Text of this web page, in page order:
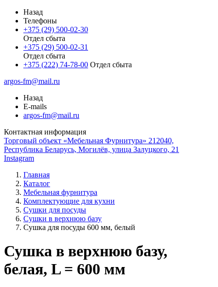
Назад
Телефоны
+375 (29) 500-02-30
Отдел сбыта
+375 (29) 500-02-31
Отдел сбыта
+375 (222) 74-78-00 Отдел сбыта
argos-fm@mail.ru
Назад
E-mails
argos-fm@mail.ru
Контактная информация
Торговый объект «Мебельная Фурнитура» 212040,
Республика Беларусь, Могилёв, улица Залуцкого, 21
Instagram
Главная
Каталог
Мебельная фурнитура
Комплектующие для кухни
Сушки для посуды
Сушки в верхнюю базу
Сушка для посуды 600 мм, белый
Сушка в верхнюю базу,
белая, L = 600 мм